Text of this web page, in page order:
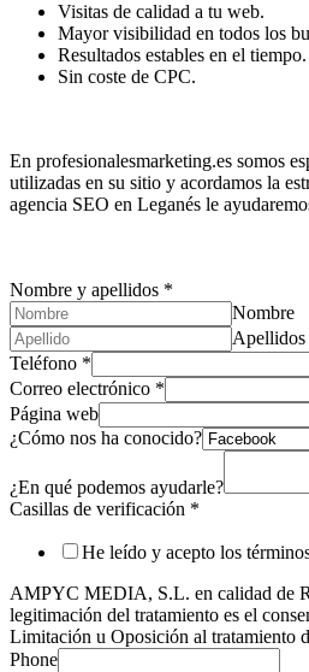
Visitas de calidad a tu web.
Mayor visibilidad en todos los
Resultados estables en el tiempo.
Sin coste de CPC.
En profesionalesmarketing.es somos
utilizadas en su sitio y acordamos la
agencia SEO en Leganés le
Nombre y apellidos *
Nombre
Apellidos
Teléfono *
Correo electrónico *
Página web
¿Cómo nos ha conocido?
¿En qué podemos ayudarle?
Casillas de verificación *
He leído y acepto los
AMPYC MEDIA, S.L. en calidad de
legitimación del tratamiento es el
Limitación u Oposición al tratamiento
Phone